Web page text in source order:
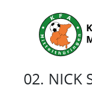
02. NICK